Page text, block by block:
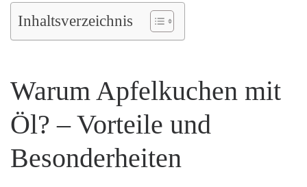
Inhaltsverzeichnis
Warum Apfelkuchen mit
Öl? – Vorteile und
Besonderheiten